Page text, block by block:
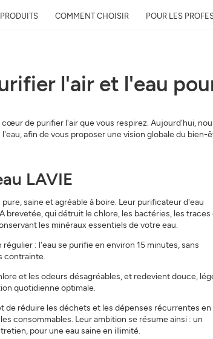
PRODUITS COMMENT CHOISIR POUR LES
l'air et l'eau
cœur de purifier l'air que vous respirez. Aujourd'hui,
afin de vous proposer une vision globale du
LAVIE
saine et agréable à boire. Leur purificateur d'eau
qui détruit le chlore, les bactéries, les traces
les minéraux essentiels de votre eau.
: l'eau se purifie en environ 15 minutes, sans
contrainte.
et les odeurs désagréables, et redevient douce,
quotidienne optimale.
de réduire les déchets et les dépenses récurrentes en
consommables. Leur ambition se résume ainsi : un
pour une eau saine en illimité.